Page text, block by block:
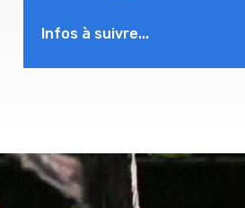
Infos à suivre...